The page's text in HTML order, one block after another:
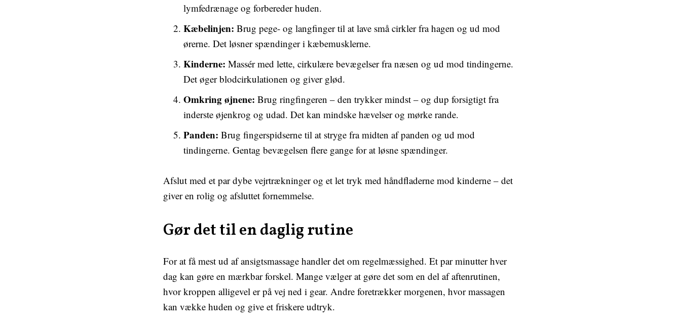
lymfedrænage og forbereder huden.
Kæbelinjen: Brug pege- og langfinger til at lave små cirkler fra hagen og ud mod
ørerne. Det løsner spændinger i kæbemusklerne.
Kinderne: Massér med lette, cirkulære bevægelser fra næsen og ud mod tindingerne.
Det øger blodcirkulationen og giver glød.
Omkring øjnene: Brug ringfingeren – den trykker mindst – og dup forsigtigt fra
inderste øjenkrog og udad. Det kan mindske hævelser og mørke rande.
Panden: Brug fingerspidserne til at stryge fra midten af panden og ud mod
tindingerne. Gentag bevægelsen flere gange for at løsne spændinger.
Afslut med et par dybe vejrtrækninger og et let tryk med håndfladerne mod kinderne – det
giver en rolig og afsluttet fornemmelse.
Gør det til en daglig rutine
For at få mest ud af ansigtsmassage handler det om regelmæssighed. Et par minutter hver
dag kan gøre en mærkbar forskel. Mange vælger at gøre det som en del af aftenrutinen,
hvor kroppen alligevel er på vej ned i gear. Andre foretrækker morgenen, hvor massagen
kan vække huden og give et friskere udtryk.